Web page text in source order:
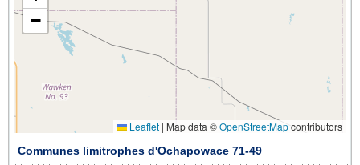
−
Leaflet | Map data ©OpenStreetMapcontributors
Communes limitrophes d'Ochapowace 71-49